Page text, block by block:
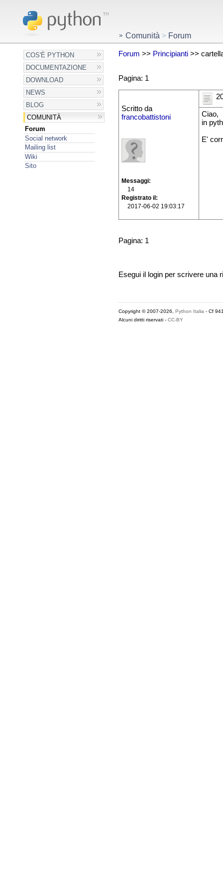
COS'È PYTHON
DOCUMENTAZIONE
DOWNLOAD
NEWS
BLOG
COMUNITÀ
Forum
Social network
Mailing list
Wiki
Sito
Comunità > Forum
Forum >> Principianti>>
Pagina: 1
Scritto da
francobattistoni
Messaggi
14
Registrato il
2017-06-02 19:03:17
Ciao,
in
E'
Pagina: 1
Esegui il login per scrivere una
Copyright © 2007-2026, Python Italia- Cf
Alcuni diritti riservati - CC-BY